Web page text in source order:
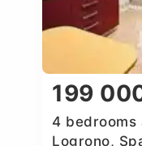
199
4 bedrooms
Logrono,